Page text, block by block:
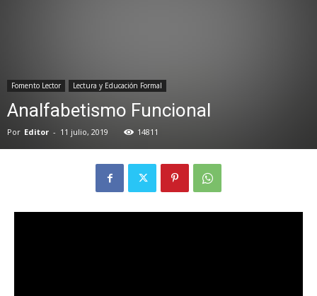
Fomento Lector Lectura y Educación Formal
Analfabetismo Funcional
Por Editor - 11 julio, 2019 14811